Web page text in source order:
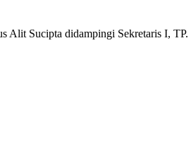
Alit Sucipta didampingi Sekretaris I,